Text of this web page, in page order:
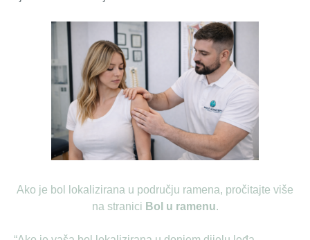
Ako je bol lokalizirana u području ramena, pročitajte više
na stranici Bol u ramenu.